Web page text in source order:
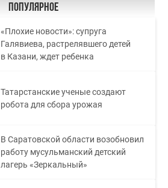
Популярное
«Плохие новости»: супруга
Галявиева, растрелявшего детей
в Казани, ждет ребенка
Татарстанские ученые создают
робота для сбора урожая
В Саратовской области возобновил
работу мусульманский детский
лагерь «Зеркальный»